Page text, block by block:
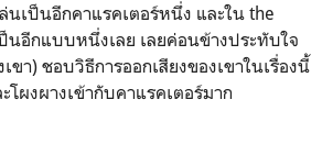
นเป็นอีกคาแรคเตอร์หนึ่ง และใน the
นอีกแบบหนึ่งเลย เลยค่อนข้างประทับใจ
า) ชอบวิธีการออกเสียงของเขาในเรื่องนี้
โผงผางเข้ากับคาแรคเตอร์มาก